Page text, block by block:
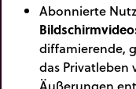
Abonnierte
diffamierende,
das Privatleben
Äußerungen